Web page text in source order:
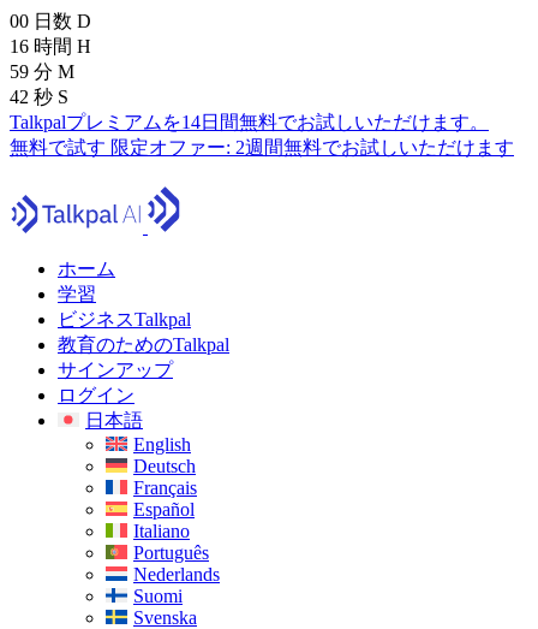
00 日数 D
16 時間 H
59 分 M
40 秒 S
Talkpalプレミアムを14日間無料でお試しいただけます。
無料で試す 限定オファー: 2週間無料でお試しいただけます
ホーム
学習
ビジネスTalkpal
教育のためのTalkpal
サインアップ
ログイン
日本語
English
Deutsch
Français
Español
Italiano
Português
Nederlands
Suomi
Svenska